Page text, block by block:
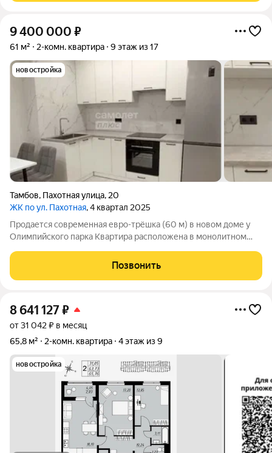
9 400 000 ₽
61 м² 2-комн. квартира 9 этаж из 17
новостройка
Тамбов, Пахотная улица, 20
ЖК по ул. Пахотная, 4 квартал 2025
Продается современная евро-трёшка (60 м) в новом доме у
Олимпийского парка Квартира расположена в монолитном
что обеспечивает отличную тепло- и шумоизоляцию. Удобная
планировка
Позвонить
8 641 127₽
от 31 042 ₽ в месяц
65,8 м²
2-комн. квартира 4 этаж из 9
новостройка